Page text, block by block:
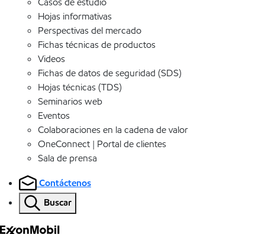
Hojas informativas
Perspectivas del mercado
Fichas técnicas de productos
Videos
Fichas de datos de seguridad (SDS)
Hojas técnicas (TDS)
Seminarios web
Eventos
Colaboraciones en la cadena de valor
OneConnect | Portal de clientes
Sala de prensa
Contáctenos
Buscar